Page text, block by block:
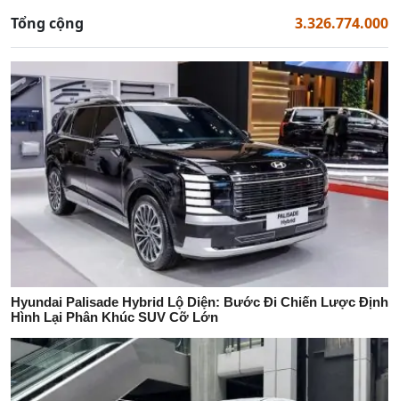
Tổng cộng
3.326.774.000
Hyundai Palisade Hybrid Lộ Diện: Bước Đi Chiến Lược Định
Hình Lại Phân Khúc SUV Cỡ Lớn